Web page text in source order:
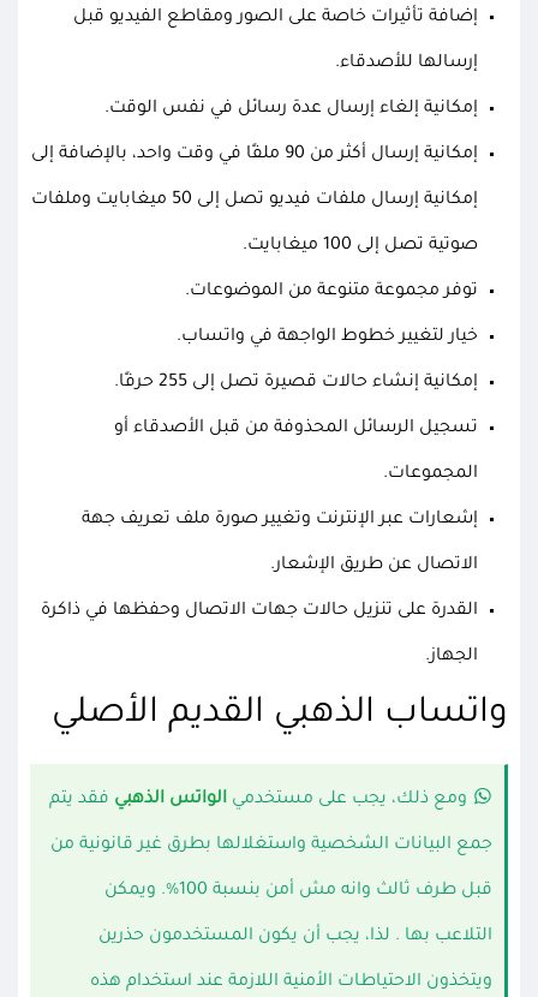
إضافة تأثيرات خاصة على الصور ومقاطع الفيديو قبل
إرسالها للأصدقاء.
إمكانية إلغاء إرسال عدة رسائل في نفس الوقت.
إمكانية إرسال أكثر من 90 ملفًا في وقت واحد، بالإضافة إلى
إمكانية إرسال ملفات فيديو تصل إلى 50 ميغابايت وملفات
صوتية تصل إلى 100 ميغابايت.
توفر مجموعة متنوعة من الموضوعات.
خيار لتغيير خطوط الواجهة في واتساب.
إمكانية إنشاء حالات قصيرة تصل إلى 255 حرفًا.
تسجيل الرسائل المحذوفة من قبل الأصدقاء أو
المجموعات.
إشعارات عبر الإنترنت وتغيير صورة ملف تعريف جهة
الاتصال عن طريق الإشعار.
القدرة على تنزيل حالات جهات الاتصال وحفظها في ذاكرة
الجهاز.
واتساب الذهبي القديم الأصلي
ومع ذلك، يجب على مستخدمي الواتس الذهبي فقد يتم
جمع البيانات الشخصية واستغلالها بطرق غير قانونية من
قبل طرف ثالث وانه مش أمن بنسبة 100%. ويمكن
التلاعب بها . لذا، يجب أن يكون المستخدمون حذرين
ويتخذون الاحتياطات الأمنية اللازمة عند استخدام هذه